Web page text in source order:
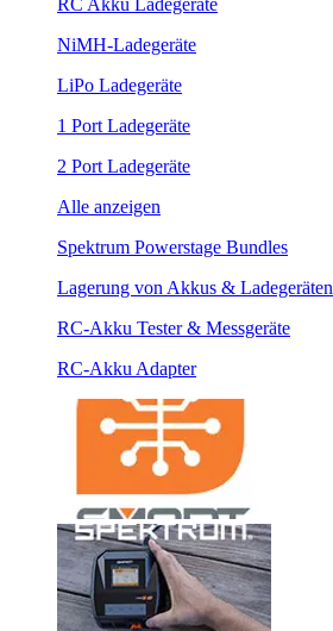
RC Akku Ladegeräte
NiMH-Ladegeräte
LiPo Ladegeräte
1 Port Ladegeräte
2 Port Ladegeräte
Alle anzeigen
Spektrum Powerstage Bundles
Lagerung von Akkus & Ladegeräten
RC-Akku Tester & Messgeräte
RC-Akku Adapter